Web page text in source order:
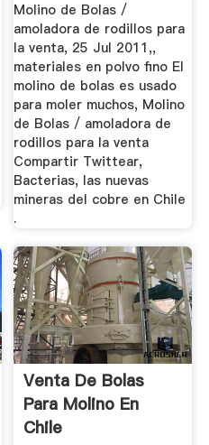
Molino de Bolas /
amoladora de rodillos para
la venta, 25 Jul 2011,,
materiales en polvo fino El
molino de bolas es usado
para moler muchos, Molino
de Bolas / amoladora de
rodillos para la venta
Compartir Twittear,
Bacterias, las nuevas
mineras del cobre en Chile
.
Venta De Bolas
Para Molino En
Chile